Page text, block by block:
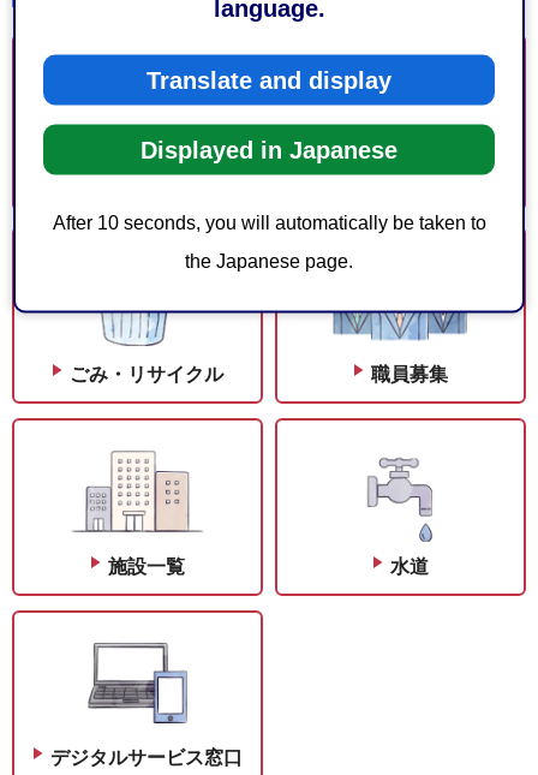
language.
Translate and display
Displayed in Japanese
After 10 seconds, you will automatically be taken to
the Japanese page.
救急 手続き
ごみ・リサイクル 職員募集
施設一覧 水道
デジタルサービス窓口